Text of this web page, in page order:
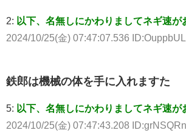
2: 以下、名無しにかわりましてネギ速が
2024/10/25(金) 07:47:07.536
鉄郎は機械の体を手に入れますた
5: 以下、名無しにかわりましてネギ速が
2024/10/25(金) 07:47:43.208